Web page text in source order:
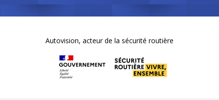
Autovision, acteur de la sécurité routière